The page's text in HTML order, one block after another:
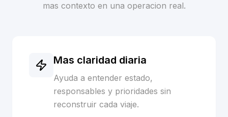
mas contexto en una operacion real.
Mas claridad diaria
Ayuda a entender estado,
responsables y prioridades sin
reconstruir cada viaje.